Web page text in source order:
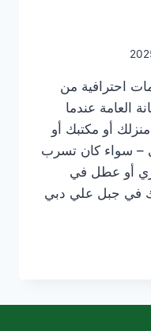
احترافية من
العامة عندما
أو مكتبك أو
– سواء كان تسرب
أو عطل في
في جبل علي دبي